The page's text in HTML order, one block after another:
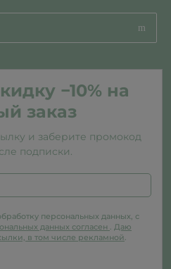
−10% на
заказ
и заберите промокод
подписки.
персональных данных, с
данных согласен . Даю
в том числе рекламной.